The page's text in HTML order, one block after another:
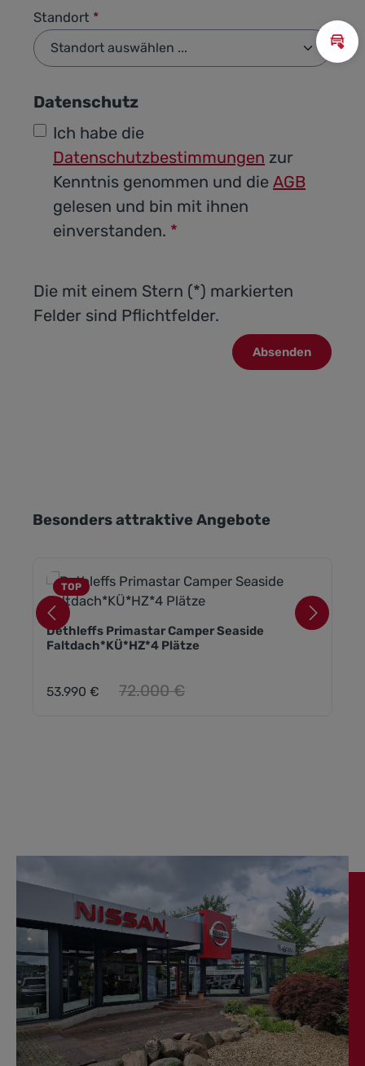
Standort *
Datenschutz
Ich habe die
Datenschutzbestimmungen zur
Kenntnis genommen und die AGB
gelesen und bin mit ihnen
einverstanden. *
Die mit einem Stern (*) markierten
Felder sind Pflichtfelder.
Absenden
Produktgalerie überspringen
Besonders attraktive Angebote
TOP
Dethleffs Primastar Camper Seaside
Faltdach*KÜ*HZ*4 Plätze
Regulärer Preis:
53.990 € 72.000 €